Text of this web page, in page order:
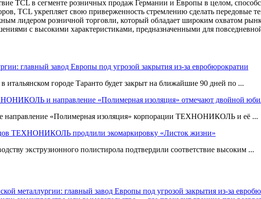
TCL в сегменте розничных продаж Германии и Европы в целом,
TCL укрепляет свою приверженность стремлению сделать передовые
лидером розничной торговли, который обладает широким охватом
с высокими характеристиками, предназначенными для
главный завод Европы под угрозой закрытия из-за евробюрократии
итальянском городе Таранто будет закрыт на ближайшие 90 дней по ...
и направление «Полимерная изоляция» отмечают двойной
направление «Полимерная изоляция» корпорации ТЕХНОНИКОЛЬ и её ...
ТЕХНОНИКОЛЬ продлили экомаркировку «Листок жизни»
экструзионного полистирола подтвердили соответствие высоким ...
металлургии: главный завод Европы под угрозой закрытия из-за